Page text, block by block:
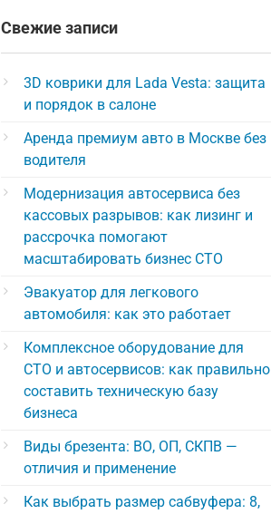
Свежие записи
3D коврики для Lada Vesta: защита
и порядок в салоне
Аренда премиум авто в Москве без
водителя
Модернизация автосервиса без
кассовых разрывов: как лизинг и
рассрочка помогают
масштабировать бизнес СТО
Эвакуатор для легкового
автомобиля: как это работает
Комплексное оборудование для
СТО и автосервисов: как правильно
составить техническую базу
бизнеса
Виды брезента: ВО, ОП, СКПВ —
отличия и применение
Как выбрать размер сабвуфера: 8,